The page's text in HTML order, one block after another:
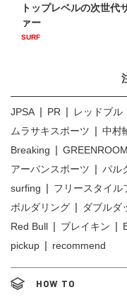
トップレベルの次世代
ァー
SURF
JPSA PR レッドブル
ムラサキスポーツ
中村
Breaking
GREENROOM
アーバンスポーツ
パル
surfing
フリースタイル
ボルダリング
ダブルダ
Red Bull
ブレイキン
pickup
recommend
HOW TO